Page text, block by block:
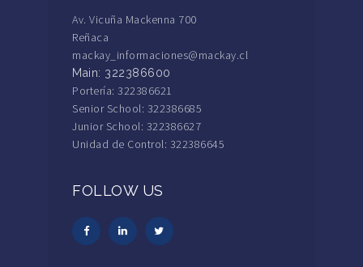
Av. Vicuña Mackenna 700
Reñaca
mackay_informaciones@mackay.cl
Main: 322386600
Portería: 322386621
Senior School: 322386685
Junior School: 322386627
Unidad de Control: 322386645
FOLLOW US